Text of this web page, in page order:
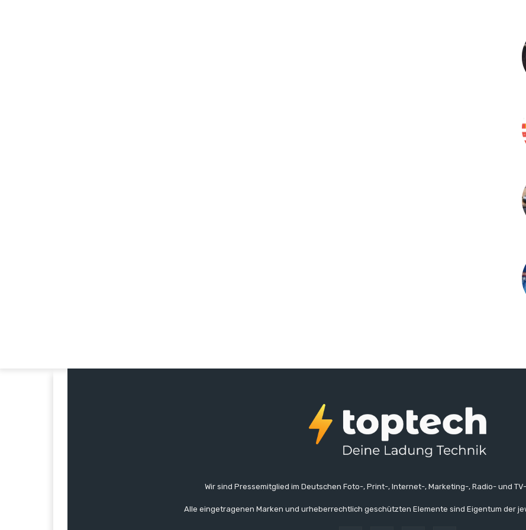
Wir sind Pressemitglied im Deutschen Foto-, Print-, Internet-, Marketing-, Radio- und
Alle eingetragenen Marken und urheberrechtlich geschützten Elemente sind Eigentum der